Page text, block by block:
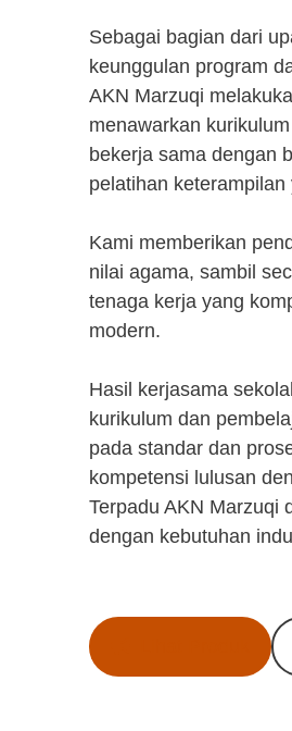
Sebagai bagian dari
keunggulan program
AKN Marzuqi
menawarkan
bekerja sama dengan
pelatihan
Kami memberikan
nilai agama, sambil
tenaga kerja yang
modern.
Hasil kerjasama
kurikulum dan
pada standar dan
kompetensi lulusan
Terpadu AKN Marzuqi
dengan kebutuhan